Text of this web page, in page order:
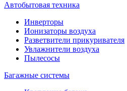
Автобытовая техника
Инверторы
Ионизаторы воздуха
Разветвители прикуривателя
Увлажнители воздуха
Пылесосы
Багажные системы